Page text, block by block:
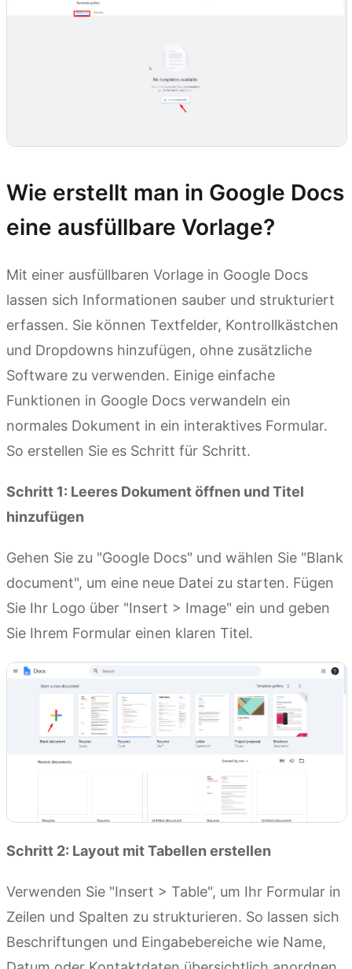
Wie erstellt man in Google Docs
eine ausfüllbare Vorlage?
Mit einer ausfüllbaren Vorlage in Google Docs
lassen sich Informationen sauber und strukturiert
erfassen. Sie können Textfelder, Kontrollkästchen
und Dropdowns hinzufügen, ohne zusätzliche
Software zu verwenden. Einige einfache
Funktionen in Google Docs verwandeln ein
normales Dokument in ein interaktives Formular.
So erstellen Sie es Schritt für Schritt.
Schritt 1: Leeres Dokument öffnen und Titel
hinzufügen
Gehen Sie zu "Google Docs" und wählen Sie "Blank
document", um eine neue Datei zu starten. Fügen
Sie Ihr Logo über "Insert > Image" ein und geben
Sie Ihrem Formular einen klaren Titel.
Schritt 2: Layout mit Tabellen erstellen
Verwenden Sie "Insert > Table", um Ihr Formular in
Zeilen und Spalten zu strukturieren. So lassen sich
Beschriftungen und Eingabebereiche wie Name,